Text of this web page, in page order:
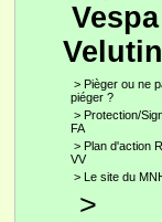
Vespa
> Pièger ou ne
piéger ?
> Protection/
FA
> Plan d'action
VV
> Le site du
>